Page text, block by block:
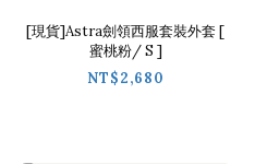
[現貨]Astra劍領西服套裝外套 [
蜜桃粉/ S ]
NT$2,680